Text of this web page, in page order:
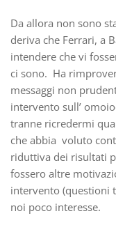
Da allora non sono
deriva che Ferrari, a
intendere che vi
ci sono. Ha
messaggi non
intervento sull’
tranne ricredermi
che abbia voluto
riduttiva dei risultati
fossero altre
intervento (questioni
noi poco interesse.